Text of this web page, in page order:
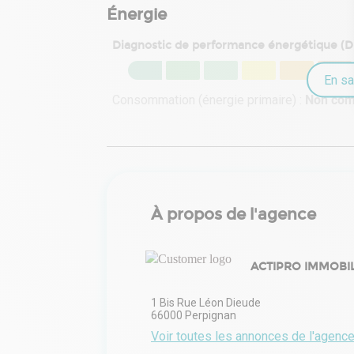
Énergie
Diagnostic de performance énergétique
Non
En
À propos de l'agence
ACTIPRO
1 Bis Rue Léon Dieude
66000 Perpignan
Voir toutes les annonces de l'agence